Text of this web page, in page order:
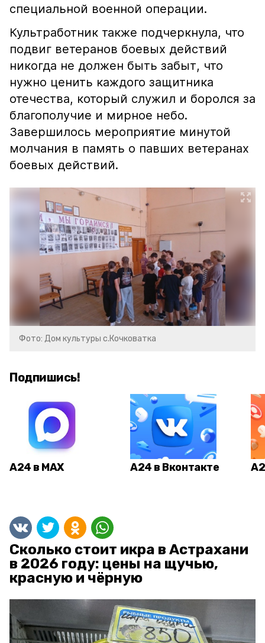
специальной военной операции.
Культработник также подчеркнула, что
подвиг ветеранов боевых действий
никогда не должен быть забыт, что
нужно ценить каждого защитника
отечества, который служил и боролся за
благополучие и мирное небо.
Завершилось мероприятие минутой
молчания в память о павших ветеранах
боевых действий.
Фото: Дом культуры с.Кочковатка
Подпишись!
А24 в MAX А24 в Вконтакте
Сколько стоит икра в Астрахани
в 2026 году: цены на щучью,
красную и чёрную